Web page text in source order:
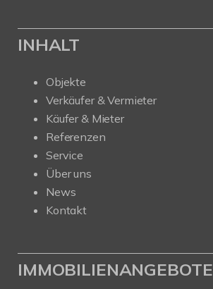
INHALT
Objekte
Verkäufer & Vermieter
Käufer & Mieter
Referenzen
Service
Über uns
News
Kontakt
IMMOBILIENANGEBOTE